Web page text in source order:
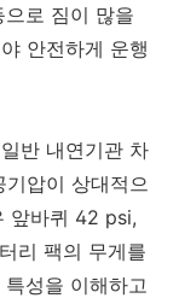
로 짐이 많을
안전하게 운행
반 내연기관 차
압이 상대적으
앞바퀴 42 psi,
리 팩의 무게를
성을 이해하고